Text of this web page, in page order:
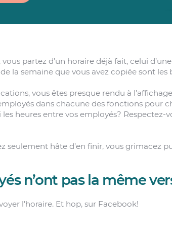
partez d’un horaire déjà fait, celui
la semaine que vous avez copiée sont les
vous êtes presque rendu à
dans chacune des fonctions pour
heures entre vos employés? Respectez-
seulement hâte d’en finir, vous grimacez
n’ont pas la même
l’horaire. Et hop, sur Facebook!